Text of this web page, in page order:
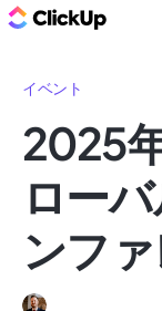
イベント
2025
ロー
ンフ